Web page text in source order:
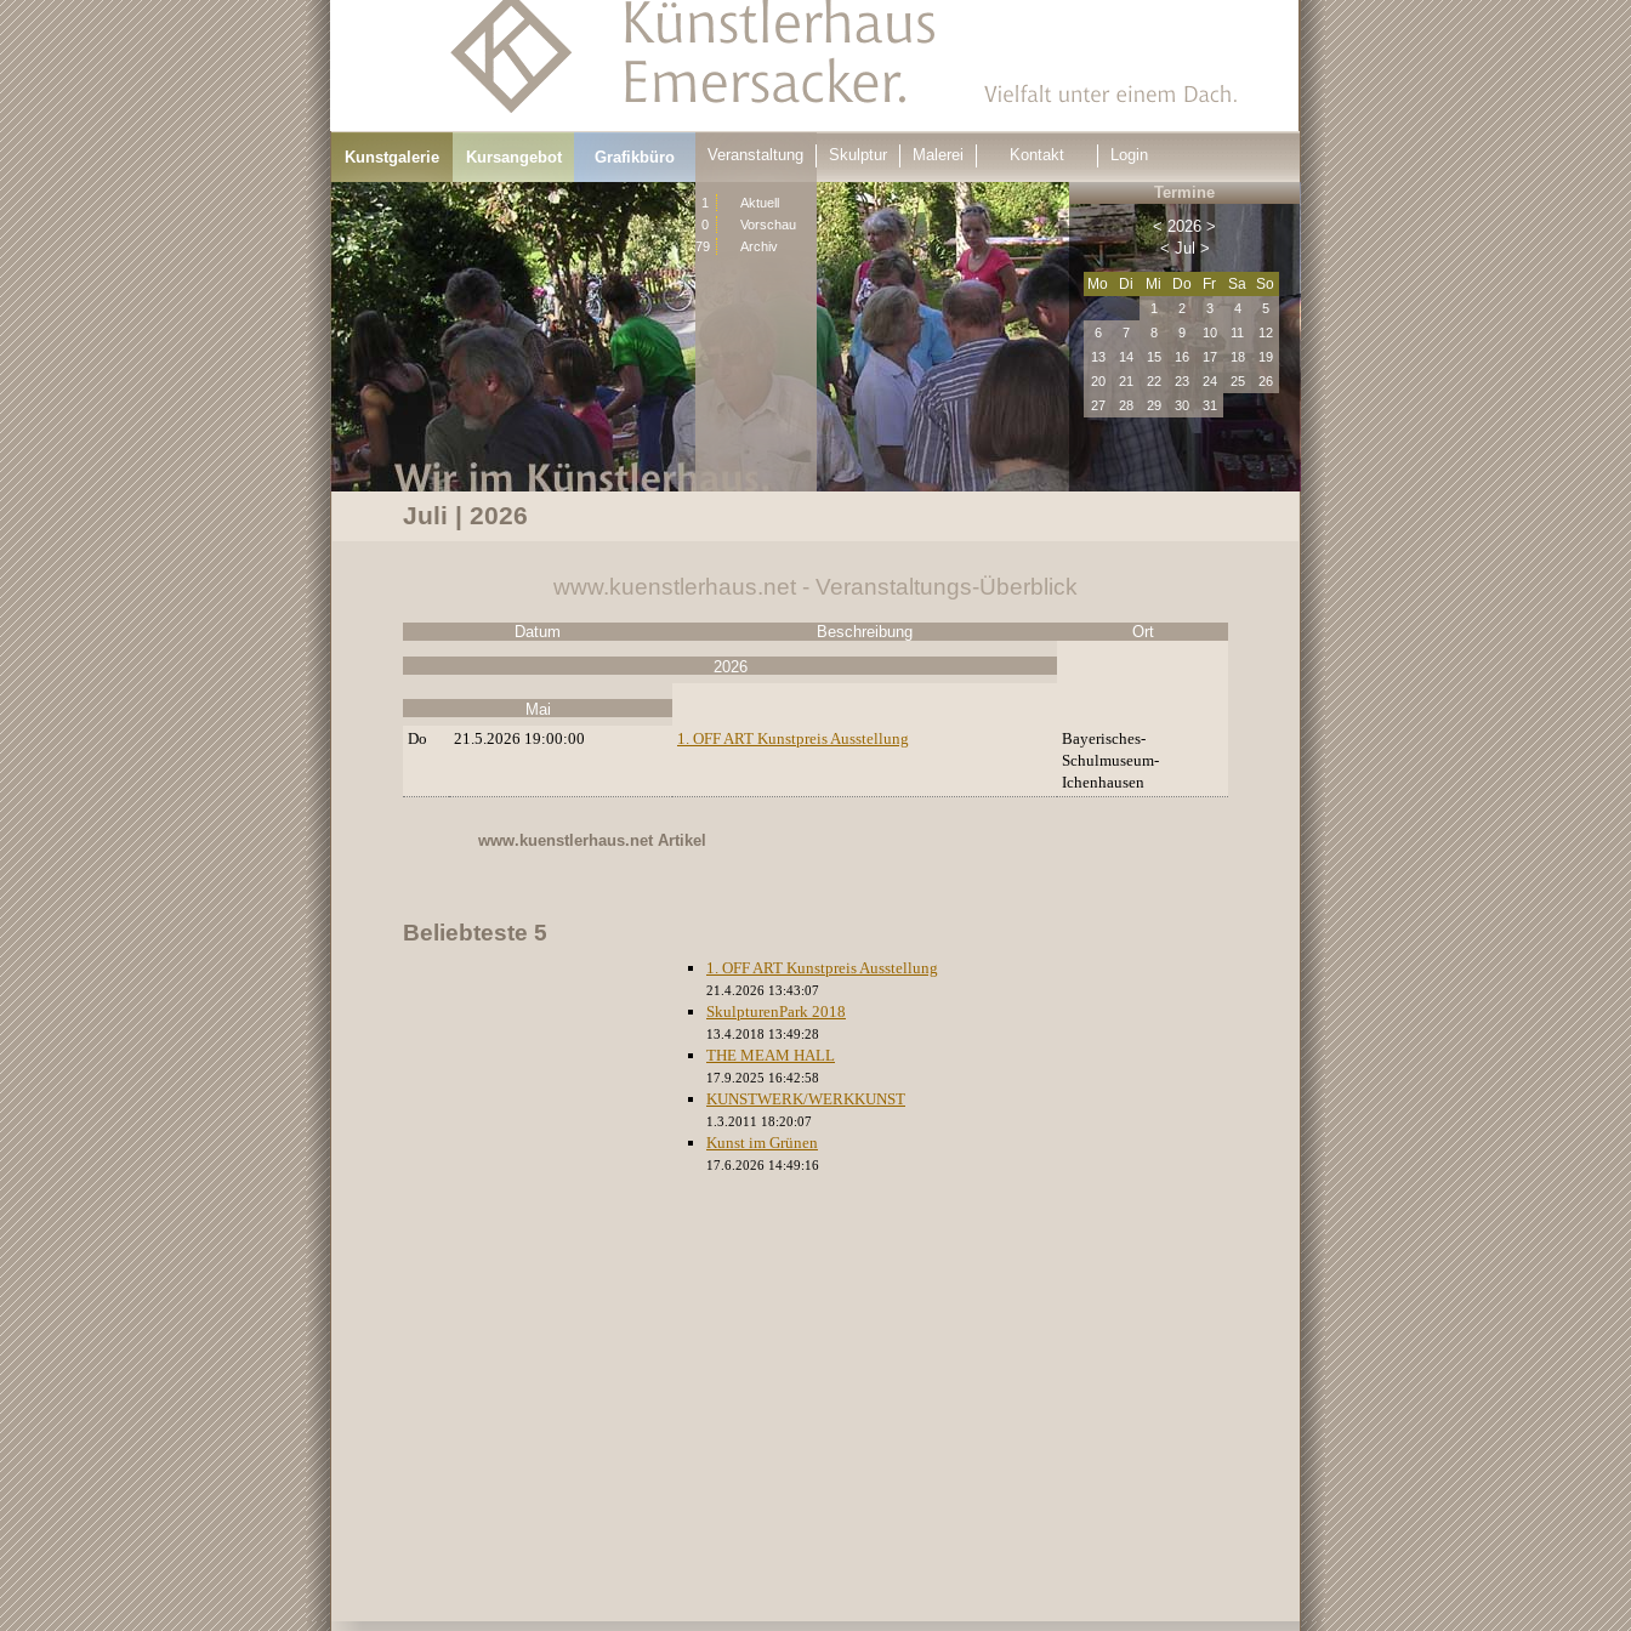
Juli | 2026
www.kuenstlerhaus.net - Veranstaltungs-Überblick
Datum Beschreibung
Ort
2026
Mai
Do
21.5.2026 19:00:00 1. OFF ART Kunstpreis Ausstellung
Bayerisches-
Schulmuseum-
Ichenhausen
Termine
< 2026 >
< Jul >
Mo Di Mi Do Fr Sa So
1 2 3 4
5
6
7 8 9 10 11
12
13
14 15 16 17 18
19
20
21 22 23 24 25
26
27
28 29 30 31
www.kuenstlerhaus.net Artikel
Beliebteste 5
1. OFF ART Kunstpreis Ausstellung
21.4.2026 13:43:07
SkulpturenPark 2018
13.4.2018 13:49:28
THE MEAM HALL
17.9.2025 16:42:58
KUNSTWERK/WERKKUNST
1.3.2011 18:20:07
Kunst im Grünen
17.6.2026 14:49:16
Kunstgalerie Kursangebot Grafikbüro Veranstaltung
1
Aktuell
0
Vorschau
79
Archiv
Skulptur Malerei Kontakt Login